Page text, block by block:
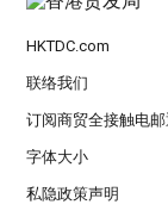
HKTDC.com
联络我们
订阅商贸全接触电
字体大小
私隐政策声明